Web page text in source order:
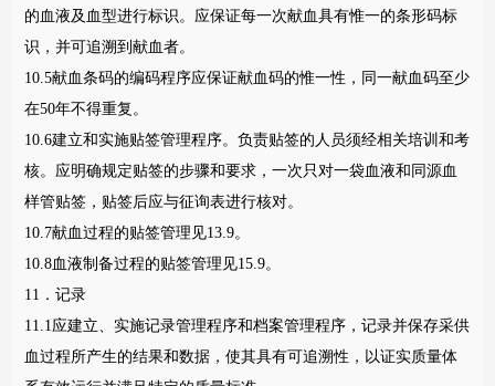
的血液及血型进行标识。应保证每一次献血具有惟一的条形码标
识，并可追溯到献血者。
10.5献血条码的编码程序应保证献血码的惟一性，同一献血码至少
在50年不得重复。
10.6建立和实施贴签管理程序。负责贴签的人员须经相关培训和考
核。应明确规定贴签的步骤和要求，一次只对一袋血液和同源血
样管贴签，贴签后应与征询表进行核对。
10.7献血过程的贴签管理见13.9。
10.8血液制备过程的贴签管理见15.9。
11．记录
11.1应建立、实施记录管理程序和档案管理程序，记录并保存采供
血过程所产生的结果和数据，使其具有可追溯性，以证实质量体